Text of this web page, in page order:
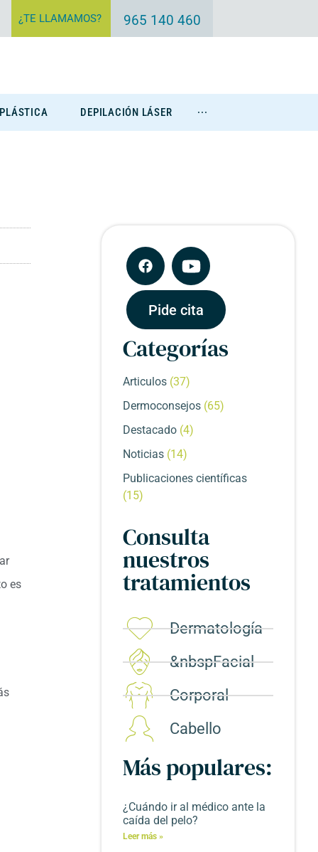
¿TE LLAMAMOS? 965 140 460
DEPILACIÓN LÁSER ···
es
Pide cita
Categorías
Articulos (37)
Dermoconsejos (65)
Destacado (4)
Noticias (14)
Publicaciones científicas
(15)
Consulta
nuestros
tratamientos
Dermatología
&nbspFacial
Corporal​
Cabello
Más populares:
¿Cuándo ir al médico ante la
caída del pelo?
Leer más »